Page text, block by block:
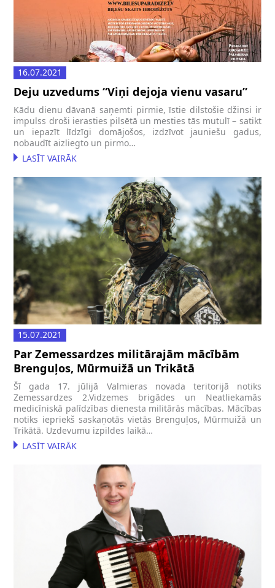
16.07.2021
Deju uzvedums “Viņi dejoja vienu vasaru”
Kādu dienu dāvanā saņemti pirmie, īstie dilstošie džinsi ir
impulss droši ierasties pilsētā un mesties tās mutulī – satikt
un iepazīt līdzīgi domājošos, izdzīvot jauniešu gadus,
nobaudīt aizliegto un pirmo…
LASĪT VAIRĀK
15.07.2021
Par Zemessardzes militārajām mācībām
Brenguļos, Mūrmuižā un Trikātā
Šī gada 17. jūlijā Valmieras novada teritorijā notiks
Zemessardzes 2.Vidzemes brigādes un Neatliekamās
medicīniskā palīdzības dienesta militārās mācības. Mācības
notiks iepriekš saskaņotās vietās Brenguļos, Mūrmuižā un
Trikātā. Uzdevumu izpildes laikā…
LASĪT VAIRĀK